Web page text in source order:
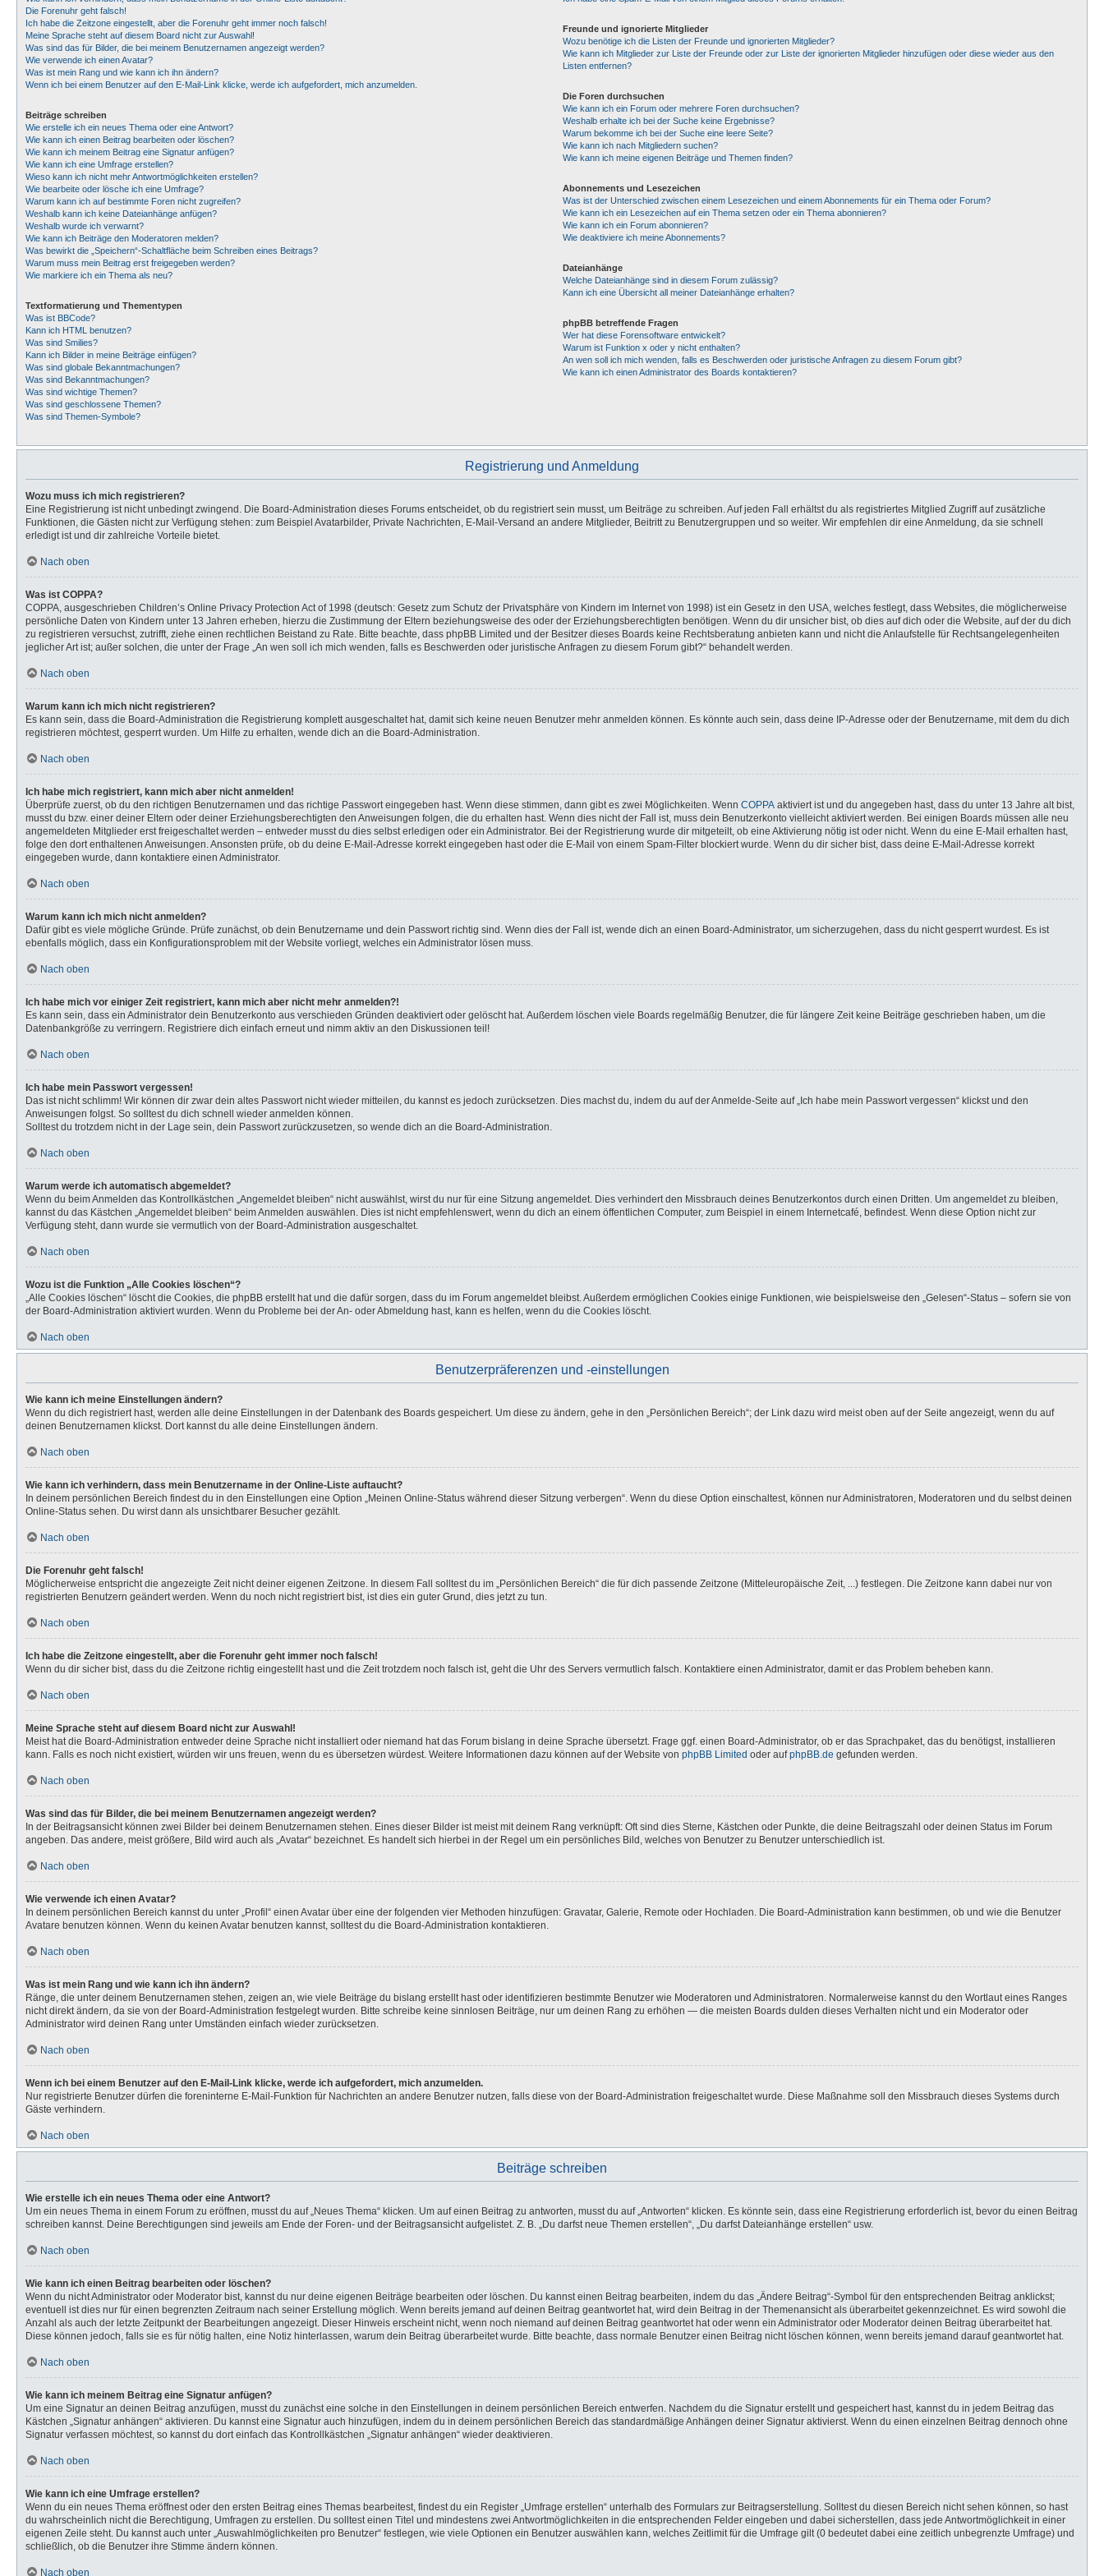
Die Forenuhr geht falsch!
Ich habe die Zeitzone eingestellt, aber die Forenuhr geht immer noch falsch!
Meine Sprache steht auf diesem Board nicht zur Auswahl!
Was sind das für Bilder, die bei meinem Benutzernamen angezeigt werden?
Wie verwende ich einen Avatar?
Was ist mein Rang und wie kann ich ihn ändern?
Wenn ich bei einem Benutzer auf den E-Mail-Link klicke, werde ich aufgefordert, mich anzumelden.
Beiträge schreiben
Wie erstelle ich ein neues Thema oder eine Antwort?
Wie kann ich einen Beitrag bearbeiten oder löschen?
Wie kann ich meinem Beitrag eine Signatur anfügen?
Wie kann ich eine Umfrage erstellen?
Wieso kann ich nicht mehr Antwortmöglichkeiten erstellen?
Wie bearbeite oder lösche ich eine Umfrage?
Warum kann ich auf bestimmte Foren nicht zugreifen?
Weshalb kann ich keine Dateianhänge anfügen?
Weshalb wurde ich verwarnt?
Wie kann ich Beiträge den Moderatoren melden?
Was bewirkt die „Speichern“-Schaltfläche beim Schreiben eines Beitrags?
Warum muss mein Beitrag erst freigegeben werden?
Wie markiere ich ein Thema als neu?
Textformatierung und Thementypen
Was ist BBCode?
Kann ich HTML benutzen?
Was sind Smilies?
Kann ich Bilder in meine Beiträge einfügen?
Was sind globale Bekanntmachungen?
Was sind Bekanntmachungen?
Was sind wichtige Themen?
Was sind geschlossene Themen?
Was sind Themen-Symbole?
Freunde und ignorierte Mitglieder
Wozu benötige ich die Listen der Freunde und ignorierten Mitglieder?
Wie kann ich Mitglieder zur Liste der Freunde oder zur Liste der ignorierten Mitglieder hinzufügen oder diese wieder aus den
Listen entfernen?
Die Foren durchsuchen
Wie kann ich ein Forum oder mehrere Foren durchsuchen?
Weshalb erhalte ich bei der Suche keine Ergebnisse?
Warum bekomme ich bei der Suche eine leere Seite?
Wie kann ich nach Mitgliedern suchen?
Wie kann ich meine eigenen Beiträge und Themen finden?
Abonnements und Lesezeichen
Was ist der Unterschied zwischen einem Lesezeichen und einem Abonnements für ein Thema oder Forum?
Wie kann ich ein Lesezeichen auf ein Thema setzen oder ein Thema abonnieren?
Wie kann ich ein Forum abonnieren?
Wie deaktiviere ich meine Abonnements?
Dateianhänge
Welche Dateianhänge sind in diesem Forum zulässig?
Kann ich eine Übersicht all meiner Dateianhänge erhalten?
phpBB betreffende Fragen
Wer hat diese Forensoftware entwickelt?
Warum ist Funktion x oder y nicht enthalten?
An wen soll ich mich wenden, falls es Beschwerden oder juristische Anfragen zu diesem Forum gibt?
Wie kann ich einen Administrator des Boards kontaktieren?
Registrierung und Anmeldung
Wozu muss ich mich registrieren?
Eine Registrierung ist nicht unbedingt zwingend. Die Board-Administration dieses Forums entscheidet, ob du registriert sein musst, um Beiträge zu schreiben. Auf jeden Fall erhältst du als registriertes Mitglied Zugriff auf zusätzliche
Funktionen, die Gästen nicht zur Verfügung stehen: zum Beispiel Avatarbilder, Private Nachrichten, E-Mail-Versand an andere Mitglieder, Beitritt zu Benutzergruppen und so weiter. Wir empfehlen dir eine Anmeldung, da sie schnell
erledigt ist und dir zahlreiche Vorteile bietet.
Nach oben
Was ist COPPA?
COPPA, ausgeschrieben Children’s Online Privacy Protection Act of 1998 (deutsch: Gesetz zum Schutz der Privatsphäre von Kindern im Internet von 1998) ist ein Gesetz in den USA, welches festlegt, dass Websites, die möglicherweise
persönliche Daten von Kindern unter 13 Jahren erheben, hierzu die Zustimmung der Eltern beziehungsweise des oder der Erziehungsberechtigten benötigen. Wenn du dir unsicher bist, ob dies auf dich oder die Website, auf der du dich
zu registrieren versuchst, zutrifft, ziehe einen rechtlichen Beistand zu Rate. Bitte beachte, dass phpBB Limited und der Besitzer dieses Boards keine Rechtsberatung anbieten kann und nicht die Anlaufstelle für Rechtsangelegenheiten
jeglicher Art ist; außer solchen, die unter der Frage „An wen soll ich mich wenden, falls es Beschwerden oder juristische Anfragen zu diesem Forum gibt?“ behandelt werden.
Nach oben
Warum kann ich mich nicht registrieren?
Es kann sein, dass die Board-Administration die Registrierung komplett ausgeschaltet hat, damit sich keine neuen Benutzer mehr anmelden können. Es könnte auch sein, dass deine IP-Adresse oder der Benutzername, mit dem du dich
registrieren möchtest, gesperrt wurden. Um Hilfe zu erhalten, wende dich an die Board-Administration.
Nach oben
Ich habe mich registriert, kann mich aber nicht anmelden!
Überprüfe zuerst, ob du den richtigen Benutzernamen und das richtige Passwort eingegeben hast. Wenn diese stimmen, dann gibt es zwei Möglichkeiten. Wenn COPPA aktiviert ist und du angegeben hast, dass du unter 13 Jahre alt bist,
musst du bzw. einer deiner Eltern oder deiner Erziehungsberechtigten den Anweisungen folgen, die du erhalten hast. Wenn dies nicht der Fall ist, muss dein Benutzerkonto vielleicht aktiviert werden. Bei einigen Boards müssen alle neu
angemeldeten Mitglieder erst freigeschaltet werden – entweder musst du dies selbst erledigen oder ein Administrator. Bei der Registrierung wurde dir mitgeteilt, ob eine Aktivierung nötig ist oder nicht. Wenn du eine E-Mail erhalten hast,
folge den dort enthaltenen Anweisungen. Ansonsten prüfe, ob du deine E-Mail-Adresse korrekt eingegeben hast oder die E-Mail von einem Spam-Filter blockiert wurde. Wenn du dir sicher bist, dass deine E-Mail-Adresse korrekt
eingegeben wurde, dann kontaktiere einen Administrator.
Nach oben
Warum kann ich mich nicht anmelden?
Dafür gibt es viele mögliche Gründe. Prüfe zunächst, ob dein Benutzername und dein Passwort richtig sind. Wenn dies der Fall ist, wende dich an einen Board-Administrator, um sicherzugehen, dass du nicht gesperrt wurdest. Es ist
ebenfalls möglich, dass ein Konfigurationsproblem mit der Website vorliegt, welches ein Administrator lösen muss.
Nach oben
Ich habe mich vor einiger Zeit registriert, kann mich aber nicht mehr anmelden?!
Es kann sein, dass ein Administrator dein Benutzerkonto aus verschieden Gründen deaktiviert oder gelöscht hat. Außerdem löschen viele Boards regelmäßig Benutzer, die für längere Zeit keine Beiträge geschrieben haben, um die
Datenbankgröße zu verringern. Registriere dich einfach erneut und nimm aktiv an den Diskussionen teil!
Nach oben
Ich habe mein Passwort vergessen!
Das ist nicht schlimm! Wir können dir zwar dein altes Passwort nicht wieder mitteilen, du kannst es jedoch zurücksetzen. Dies machst du, indem du auf der Anmelde-Seite auf „Ich habe mein Passwort vergessen“ klickst und den
Anweisungen folgst. So solltest du dich schnell wieder anmelden können.
Solltest du trotzdem nicht in der Lage sein, dein Passwort zurückzusetzen, so wende dich an die Board-Administration.
Nach oben
Warum werde ich automatisch abgemeldet?
Wenn du beim Anmelden das Kontrollkästchen „Angemeldet bleiben“ nicht auswählst, wirst du nur für eine Sitzung angemeldet. Dies verhindert den Missbrauch deines Benutzerkontos durch einen Dritten. Um angemeldet zu bleiben,
kannst du das Kästchen „Angemeldet bleiben“ beim Anmelden auswählen. Dies ist nicht empfehlenswert, wenn du dich an einem öffentlichen Computer, zum Beispiel in einem Internetcafé, befindest. Wenn diese Option nicht zur
Verfügung steht, dann wurde sie vermutlich von der Board-Administration ausgeschaltet.
Nach oben
Wozu ist die Funktion „Alle Cookies löschen“?
„Alle Cookies löschen“ löscht die Cookies, die phpBB erstellt hat und die dafür sorgen, dass du im Forum angemeldet bleibst. Außerdem ermöglichen Cookies einige Funktionen, wie beispielsweise den „Gelesen“-Status – sofern sie von
der Board-Administration aktiviert wurden. Wenn du Probleme bei der An- oder Abmeldung hast, kann es helfen, wenn du die Cookies löscht.
Nach oben
Benutzerpräferenzen und -einstellungen
Wie kann ich meine Einstellungen ändern?
Wenn du dich registriert hast, werden alle deine Einstellungen in der Datenbank des Boards gespeichert. Um diese zu ändern, gehe in den „Persönlichen Bereich“; der Link dazu wird meist oben auf der Seite angezeigt, wenn du auf
deinen Benutzernamen klickst. Dort kannst du alle deine Einstellungen ändern.
Nach oben
Wie kann ich verhindern, dass mein Benutzername in der Online-Liste auftaucht?
In deinem persönlichen Bereich findest du in den Einstellungen eine Option „Meinen Online-Status während dieser Sitzung verbergen“. Wenn du diese Option einschaltest, können nur Administratoren, Moderatoren und du selbst deinen
Online-Status sehen. Du wirst dann als unsichtbarer Besucher gezählt.
Nach oben
Die Forenuhr geht falsch!
Möglicherweise entspricht die angezeigte Zeit nicht deiner eigenen Zeitzone. In diesem Fall solltest du im „Persönlichen Bereich“ die für dich passende Zeitzone (Mitteleuropäische Zeit, ...) festlegen. Die Zeitzone kann dabei nur von
registrierten Benutzern geändert werden. Wenn du noch nicht registriert bist, ist dies ein guter Grund, dies jetzt zu tun.
Nach oben
Ich habe die Zeitzone eingestellt, aber die Forenuhr geht immer noch falsch!
Wenn du dir sicher bist, dass du die Zeitzone richtig eingestellt hast und die Zeit trotzdem noch falsch ist, geht die Uhr des Servers vermutlich falsch. Kontaktiere einen Administrator, damit er das Problem beheben kann.
Nach oben
Meine Sprache steht auf diesem Board nicht zur Auswahl!
Meist hat die Board-Administration entweder deine Sprache nicht installiert oder niemand hat das Forum bislang in deine Sprache übersetzt. Frage ggf. einen Board-Administrator, ob er das Sprachpaket, das du benötigst, installieren
kann. Falls es noch nicht existiert, würden wir uns freuen, wenn du es übersetzen würdest. Weitere Informationen dazu können auf der Website von phpBB Limited oder aufphpBB.de gefunden werden.
Nach oben
Was sind das für Bilder, die bei meinem Benutzernamen angezeigt werden?
In der Beitragsansicht können zwei Bilder bei deinem Benutzernamen stehen. Eines dieser Bilder ist meist mit deinem Rang verknüpft: Oft sind dies Sterne, Kästchen oder Punkte, die deine Beitragszahl oder deinen Status im Forum
angeben. Das andere, meist größere, Bild wird auch als „Avatar“ bezeichnet. Es handelt sich hierbei in der Regel um ein persönliches Bild, welches von Benutzer zu Benutzer unterschiedlich ist.
Nach oben
Wie verwende ich einen Avatar?
In deinem persönlichen Bereich kannst du unter „Profil“ einen Avatar über eine der folgenden vier Methoden hinzufügen: Gravatar, Galerie, Remote oder Hochladen. Die Board-Administration kann bestimmen, ob und wie die Benutzer
Avatare benutzen können. Wenn du keinen Avatar benutzen kannst, solltest du die Board-Administration kontaktieren.
Nach oben
Was ist mein Rang und wie kann ich ihn ändern?
Ränge, die unter deinem Benutzernamen stehen, zeigen an, wie viele Beiträge du bislang erstellt hast oder identifizieren bestimmte Benutzer wie Moderatoren und Administratoren. Normalerweise kannst du den Wortlaut eines Ranges
nicht direkt ändern, da sie von der Board-Administration festgelegt wurden. Bitte schreibe keine sinnlosen Beiträge, nur um deinen Rang zu erhöhen — die meisten Boards dulden dieses Verhalten nicht und ein Moderator oder
Administrator wird deinen Rang unter Umständen einfach wieder zurücksetzen.
Nach oben
Wenn ich bei einem Benutzer auf den E-Mail-Link klicke, werde ich aufgefordert, mich anzumelden.
Nur registrierte Benutzer dürfen die foreninterne E-Mail-Funktion für Nachrichten an andere Benutzer nutzen, falls diese von der Board-Administration freigeschaltet wurde. Diese Maßnahme soll den Missbrauch dieses Systems durch
Gäste verhindern.
Nach oben
Beiträge schreiben
Wie erstelle ich ein neues Thema oder eine Antwort?
Um ein neues Thema in einem Forum zu eröffnen, musst du auf „Neues Thema“ klicken. Um auf einen Beitrag zu antworten, musst du auf „Antworten“ klicken. Es könnte sein, dass eine Registrierung erforderlich ist, bevor du einen Beitrag
schreiben kannst. Deine Berechtigungen sind jeweils am Ende der Foren- und der Beitragsansicht aufgelistet. Z. B. „Du darfst neue Themen erstellen“, „Du darfst Dateianhänge erstellen“ usw.
Nach oben
Wie kann ich einen Beitrag bearbeiten oder löschen?
Wenn du nicht Administrator oder Moderator bist, kannst du nur deine eigenen Beiträge bearbeiten oder löschen. Du kannst einen Beitrag bearbeiten, indem du das „Ändere Beitrag“-Symbol für den entsprechenden Beitrag anklickst;
eventuell ist dies nur für einen begrenzten Zeitraum nach seiner Erstellung möglich. Wenn bereits jemand auf deinen Beitrag geantwortet hat, wird dein Beitrag in der Themenansicht als überarbeitet gekennzeichnet. Es wird sowohl die
Anzahl als auch der letzte Zeitpunkt der Bearbeitungen angezeigt. Dieser Hinweis erscheint nicht, wenn noch niemand auf deinen Beitrag geantwortet hat oder wenn ein Administrator oder Moderator deinen Beitrag überarbeitet hat.
Diese können jedoch, falls sie es für nötig halten, eine Notiz hinterlassen, warum dein Beitrag überarbeitet wurde. Bitte beachte, dass normale Benutzer einen Beitrag nicht löschen können, wenn bereits jemand darauf geantwortet hat.
Nach oben
Wie kann ich meinem Beitrag eine Signatur anfügen?
Um eine Signatur an deinen Beitrag anzufügen, musst du zunächst eine solche in den Einstellungen in deinem persönlichen Bereich entwerfen. Nachdem du die Signatur erstellt und gespeichert hast, kannst du in jedem Beitrag das
Kästchen „Signatur anhängen“ aktivieren. Du kannst eine Signatur auch hinzufügen, indem du in deinem persönlichen Bereich das standardmäßige Anhängen deiner Signatur aktivierst. Wenn du einen einzelnen Beitrag dennoch ohne
Signatur verfassen möchtest, so kannst du dort einfach das Kontrollkästchen „Signatur anhängen“ wieder deaktivieren.
Nach oben
Wie kann ich eine Umfrage erstellen?
Wenn du ein neues Thema eröffnest oder den ersten Beitrag eines Themas bearbeitest, findest du ein Register „Umfrage erstellen“ unterhalb des Formulars zur Beitragserstellung. Solltest du diesen Bereich nicht sehen können, so hast
du wahrscheinlich nicht die Berechtigung, Umfragen zu erstellen. Du solltest einen Titel und mindestens zwei Antwortmöglichkeiten in die entsprechenden Felder eingeben und dabei sicherstellen, dass jede Antwortmöglichkeit in einer
eigenen Zeile steht. Du kannst auch unter „Auswahlmöglichkeiten pro Benutzer“ festlegen, wie viele Optionen ein Benutzer auswählen kann, welches Zeitlimit für die Umfrage gilt (0 bedeutet dabei eine zeitlich unbegrenzte Umfrage) und
schließlich, ob die Benutzer ihre Stimme ändern können.
Nach oben